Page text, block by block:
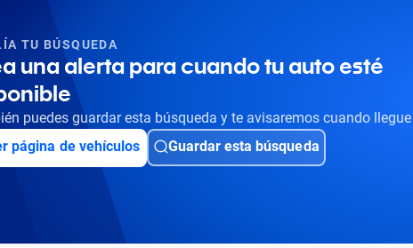
TU BÚSQUEDA
una alerta para cuando tu auto esté
puedes guardar esta búsqueda y te avisaremos cuando llegue
página de vehículos
Guardar esta búsqueda